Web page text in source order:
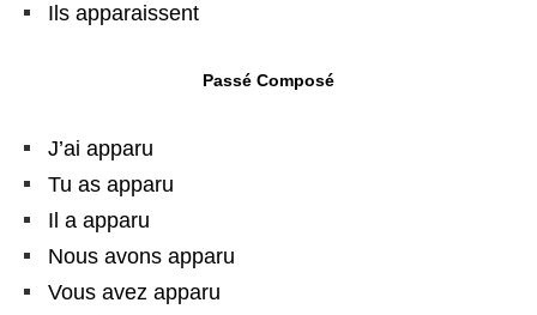
Ils apparaissent
Passé Composé
J’ai apparu
Tu as apparu
Il a apparu
Nous avons apparu
Vous avez apparu